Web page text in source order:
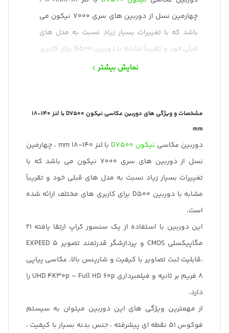
چهارمین نسل از دوربین های سری 7000 نیکون می
باشد که با تغییرات بسیار زیاد نسبت به مدل های
قبلی خود و تقریباً مشابه با دوربین D500 برای کاربری
های مختلف ارائه شده است.
EXPEED 5 ،قابلیت ثبت تصاویر با کیفیت و شارپنس
4K30p – Full HD 60p را دارد.
از مهمترین ویژگی های این دوربین میتوان به
سیستم فوکوس 51 نقطه ای پیشرفته ، جنس بدنه
بسیار با کیفیت ، محدوده حساسیت 51200-100 ISO و
چرخش اشاره کرد.
نمایش بیشتر
مشخصات و ویژگی های دوربین عکاسی نیکون D7500 با لنز 140-18
mm
دوربین عکاسی نیکون D7500
با لنز 140-18 mm ، چهارمین
نسل از دوربین های سری 7000 نیکون می باشد که با
تغییرات بسیار زیاد نسبت به مدل های قبلی خود و تقریباً
مشابه با دوربین D500 برای کاربری های مختلف ارائه شده
است.
این دوربین با استفاده از یک سنسور کراپ ارتقا یافته 21
مگاپیکسلی CMOS و پردازشگر قدرتمند تصویر EXPEED 5
،قابلیت ثبت تصاویر با کیفیت و شارپنس بالا، عکاسی پیاپی
8 فریم بر ثانیه و فیلمبرداری UHD 4K30p – Full HD 60p را
دارد.
از مهمترین ویژگی های این دوربین میتوان به سیستم
فوکوس 51 نقطه ای پیشرفته ، جنس بدنه بسیار با کیفیت ،